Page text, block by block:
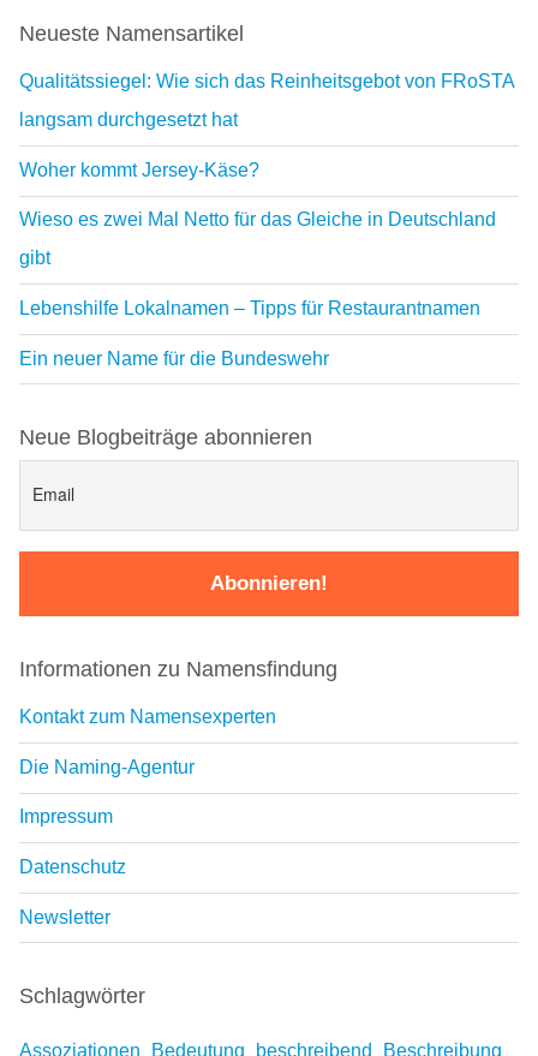
Neueste Namensartikel
Qualitätssiegel: Wie sich das Reinheitsgebot von FRoSTA
langsam durchgesetzt hat
Woher kommt Jersey-Käse?
Wieso es zwei Mal Netto für das Gleiche in Deutschland
gibt
Lebenshilfe Lokalnamen – Tipps für Restaurantnamen
Ein neuer Name für die Bundeswehr
Neue Blogbeiträge abonnieren
Informationen zu Namensfindung
Kontakt zum Namensexperten
Die Naming-Agentur
Impressum
Datenschutz
Newsletter
Schlagwörter
Assoziationen Bedeutung beschreibend Beschreibung